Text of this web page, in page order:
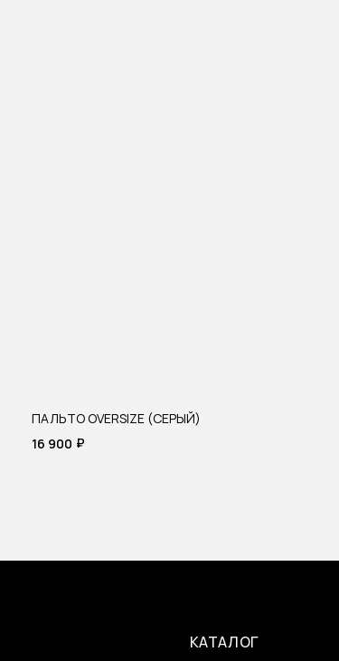
ПАЛЬТО OVERSIZE (СЕРЫЙ)
16 900 ₽
КАТАЛОГ